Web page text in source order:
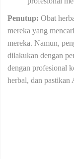
Penutup: Obat
mereka yang
mereka. Namun,
dilakukan dengan
dengan profesional
herbal, dan pastikan